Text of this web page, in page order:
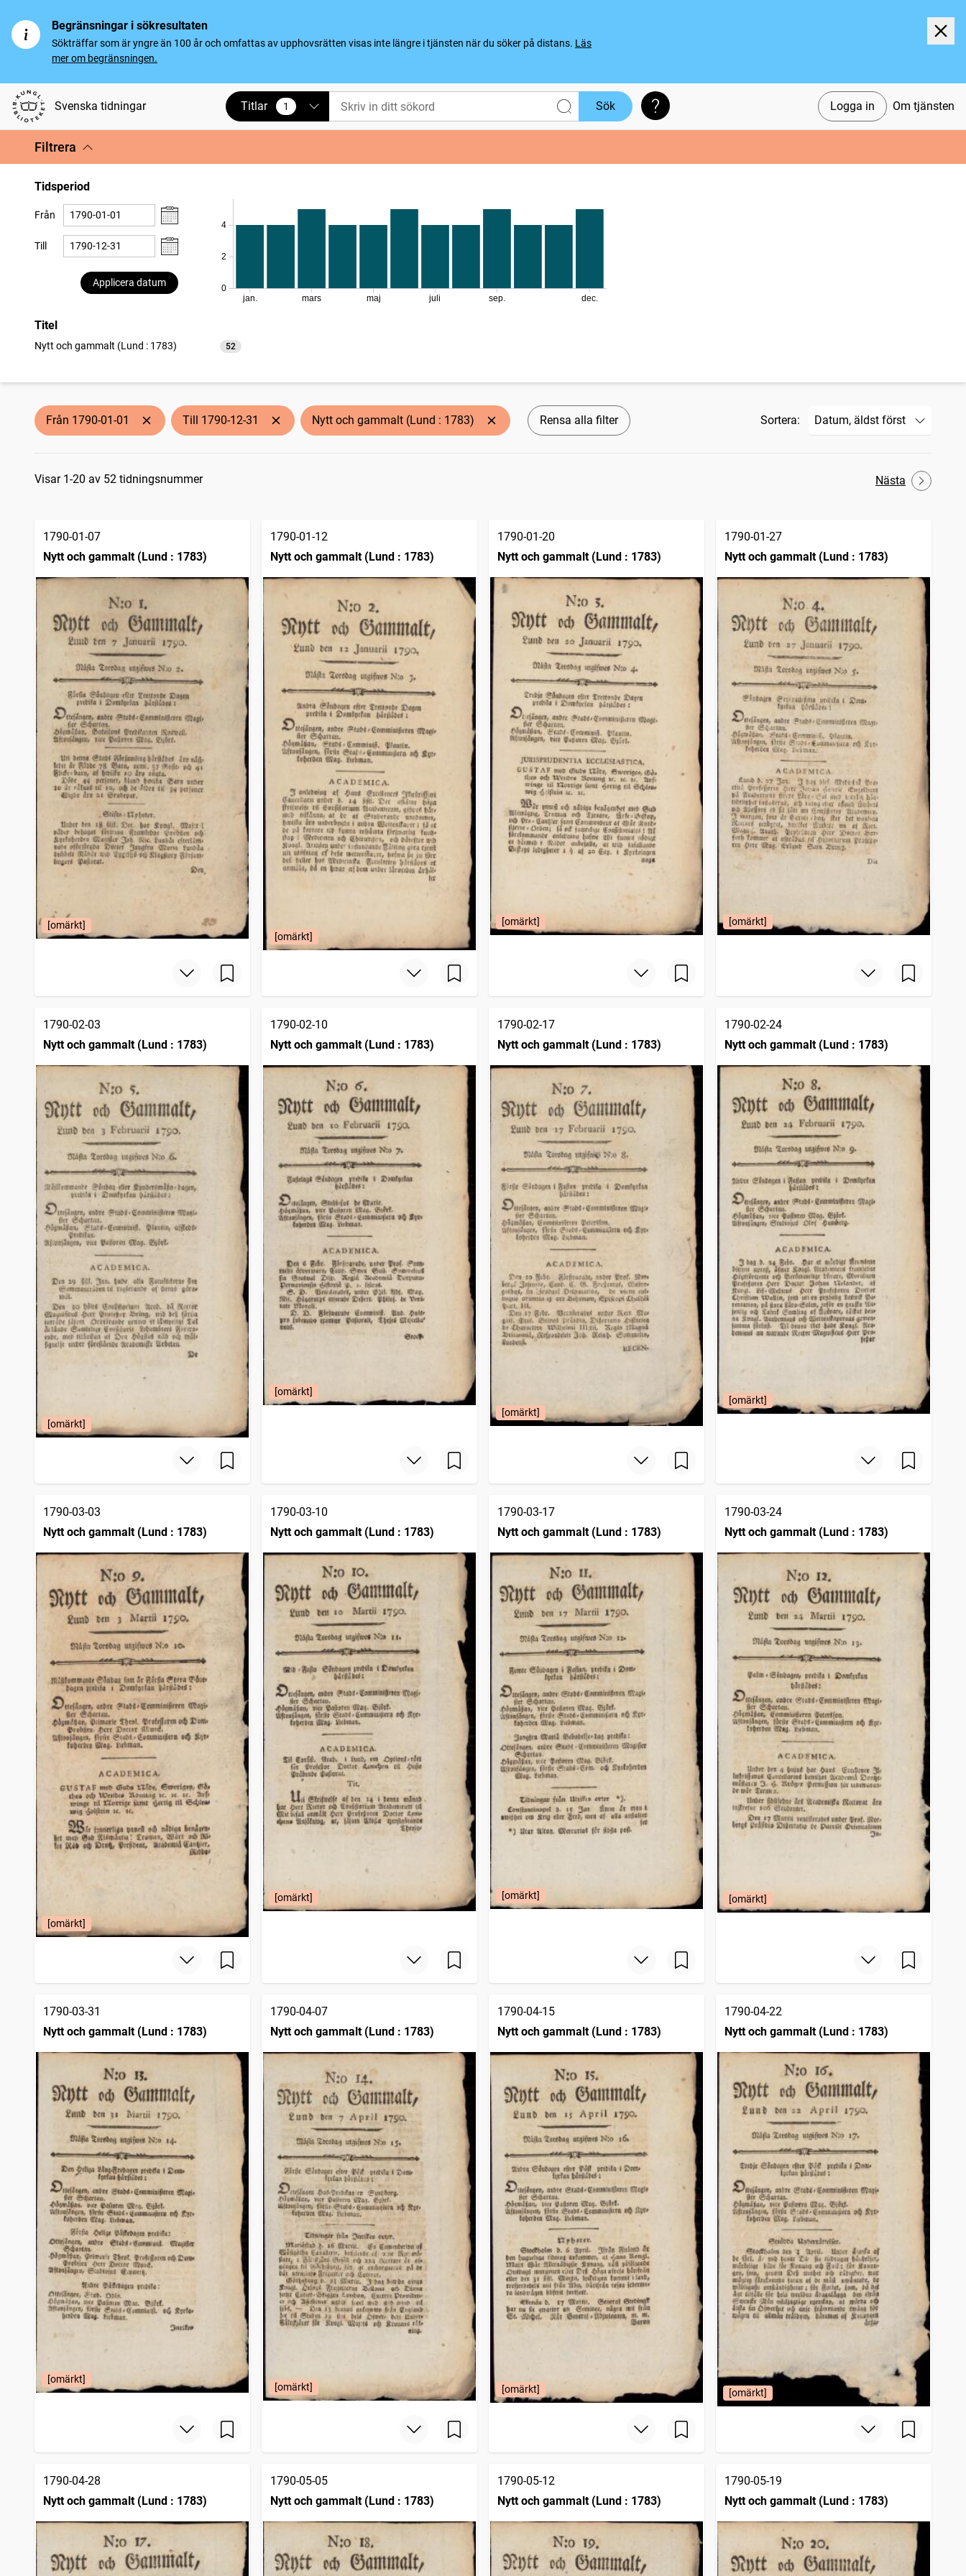
Begränsningar i sökresultaten
Sökträffar som är yngre än 100 år och omfattas av upphovsrätten visas inte längre i tjänsten när du söker på distans. Läs
mer om begränsningen.
Svenska tidningar Logga in Om tjänsten
Titlar 1
vald Sök Söktips
Filtrera
Tidsperiod
Från
Till
Applicera datum
0
2
4
jan. mars maj juli sep. dec.
Titel
Nytt och gammalt (Lund : 1783) 52
träffar
Från 1790-01-01 Till 1790-12-31 Nytt och gammalt (Lund : 1783) Rensa alla filter Sortera:
Sökresultat
Visar 1-20 av 52 tidningsnummer Nästa
1790-01-07
Nytt och gammalt (Lund : 1783)
[omärkt]
1790-01-12
Nytt och gammalt (Lund : 1783)
[omärkt]
1790-01-20
Nytt och gammalt (Lund : 1783)
[omärkt]
1790-01-27
Nytt och gammalt (Lund : 1783)
[omärkt]
1790-02-03
Nytt och gammalt (Lund : 1783)
[omärkt]
1790-02-10
Nytt och gammalt (Lund : 1783)
[omärkt]
1790-02-17
Nytt och gammalt (Lund : 1783)
[omärkt]
1790-02-24
Nytt och gammalt (Lund : 1783)
[omärkt]
1790-03-03
Nytt och gammalt (Lund : 1783)
[omärkt]
1790-03-10
Nytt och gammalt (Lund : 1783)
[omärkt]
1790-03-17
Nytt och gammalt (Lund : 1783)
[omärkt]
1790-03-24
Nytt och gammalt (Lund : 1783)
[omärkt]
1790-03-31
Nytt och gammalt (Lund : 1783)
[omärkt]
1790-04-07
Nytt och gammalt (Lund : 1783)
[omärkt]
1790-04-15
Nytt och gammalt (Lund : 1783)
[omärkt]
1790-04-22
Nytt och gammalt (Lund : 1783)
[omärkt]
1790-04-28
Nytt och gammalt (Lund : 1783)
1790-05-05
Nytt och gammalt (Lund : 1783)
1790-05-12
Nytt och gammalt (Lund : 1783)
1790-05-19
Nytt och gammalt (Lund : 1783)